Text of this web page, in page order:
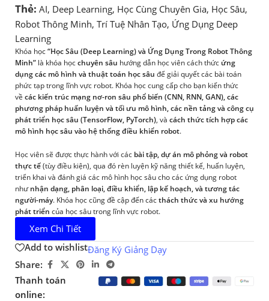
Thẻ: AI, Deep Learning, Học Cùng Chuyên Gia, Học Sâu,
Robot Thông Minh, Trí Tuệ Nhân Tạo, Ứng Dụng Deep
Learning
Khóa học“Học Sâu (Deep Learning) và Ứng Dụng Trong Robot Thông
Minh” là khóa họcchuyên sâu hướng dẫn học viên cách thức ứng
dụng các mô hình và thuật toán học sâu để giải quyết các bài toán
phức tạp trong lĩnh vực robot. Khóa học cung cấp cho bạn kiến thức
về các kiến trúc mạng nơ-ron sâu phổ biến (CNN, RNN, GAN), các
phương pháp huấn luyện và tối ưu mô hình, các nền tảng và công cụ
phát triển học sâu (TensorFlow, PyTorch), và cách thức tích hợp các
mô hình học sâu vào hệ thống điều khiển robot.
Học viên sẽ được thực hành với các bài tập, dự án mô phỏng và robot
thực tế(tùy điều kiện), qua đó rèn luyện kỹ năng thiết kế, huấn luyện,
triển khai và đánh giá các mô hình học sâu cho các ứng dụng robot
nhưnhận dạng, phân loại, điều khiển, lập kế hoạch, và tương tác
người-máy. Khóa học cũng đề cập đến cácthách thức và xu hướng
phát triển của học sâu trong lĩnh vực robot.
Xem Chi Tiết
Add to wishlistĐăng Ký Giảng Dạy
Share:
Thanh toán
online: